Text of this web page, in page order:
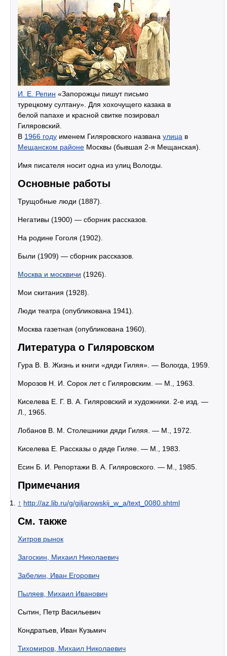
И. Е. Репин «Запорожцы пишут письмо
турецкому султану». Для хохочущего казака в
белой папахе и красной свитке позировал
Гиляровский.
В 1966 году именем Гиляровского названа улица в
Мещанском районе Москвы (бывшая 2-я Мещанская).
Имя писателя носит одна из улиц Вологды.
Основные работы
Трущобные люди (1887).
Негативы (1900) — сборник рассказов.
На родине Гоголя (1902).
Были (1909) — сборник рассказов.
Москва и москвичи (1926).
Мои скитания (1928).
Люди театра (опубликована 1941).
Москва газетная (опубликована 1960).
Литература о Гиляровском
Гура В. В. Жизнь и книги «дяди Гиляя». — Вологда, 1959.
Морозов Н. И. Сорок лет с Гиляровским. — М., 1963.
Киселева Е. Г. В. А. Гиляровский и художники. 2-е изд. —
Л., 1965.
Лобанов В. М. Столешники дяди Гиляя. — М., 1972.
Киселева Е. Рассказы о дяде Гиляе. — М., 1983.
Есин Б. И. Репортажи В. А. Гиляровского. — М., 1985.
Примечания
↑ http://az.lib.ru/g/giljarowskij_w_a/text_0080.shtml
См. также
Хитров рынок
Загоскин, Михаил Николаевич
Забелин, Иван Егорович
Пыляев, Михаил Иванович
Сытин, Петр Васильевич
Кондратьев, Иван Кузьмич
Тихомиров, Михаил Николаевич